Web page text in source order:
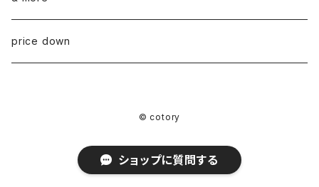
GUSTAVSBERG
NUUTAJÄRVI
fabric
山口 和宏 木の器
wear
price down
© cotory
ショップに質問する